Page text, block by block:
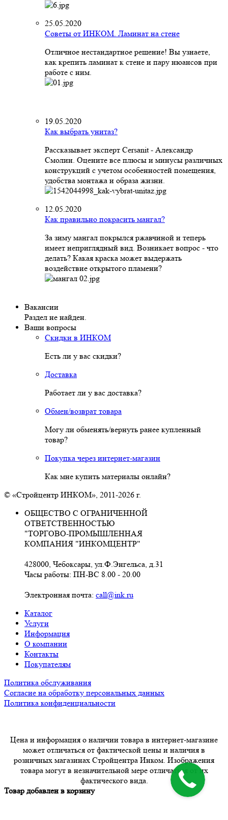
25.05.2020
Советы от ИНКОМ. Ламинат на стене
Отличное нестандартное решение! Вы узнаете,
как крепить ламинат к стене и пару нюансов при
работе с ним.
19.05.2020
Как выбрать унитаз?
Рассказывает эксперт Cersanit - Александр
Смолин. Оцените все плюсы и минусы различных
конструкций с учетом особенностей помещения,
удобства монтажа и образа жизни.
12.05.2020
Как правильно покрасить мангал?
За зиму мангал покрылся ржавчиной и теперь
имеет неприглядный вид. Возникает вопрос - что
делать? Какая краска может выдержать
воздействие открытого пламени?
Вакансии
Раздел не найден.
Ваши вопросы
Скидки в ИНКОМ
Есть ли у вас скидки?
Доставка
Работает ли у вас доставка?
Обмен/возврат товара
Могу ли обменять/вернуть ранее купленный
товар?
Покупка через интернет-магазин
Как мне купить материалы онлайн?
© «Стройцентр ИНКОМ», 2011-2026 г.
ОБЩЕСТВО С ОГРАНИЧЕННОЙ
ОТВЕТСТВЕННОСТЬЮ
"ТОРГОВО-ПРОМЫШЛЕННАЯ
КОМПАНИЯ "ИНКОМЦЕНТР"
428000, Чебоксары, ул.Ф.Энгельса, д.31
Часы работы: ПН-ВС 8.00 - 20.00
Электронная почта: call@ink.ru
Каталог
Услуги
Информация
О компании
Контакты
Покупателям
Политика обслуживания
Согласие на обработку персональных данных
Политика конфиденциальности
Цена и информация о наличии товара в интернет-магазине
может отличаться от фактической цены и наличия в
розничных магазинах Стройцентра Инком. Изображения
товара могут в незначительной мере отличаться от их
фактического вида.
Товар добавлен в корзину